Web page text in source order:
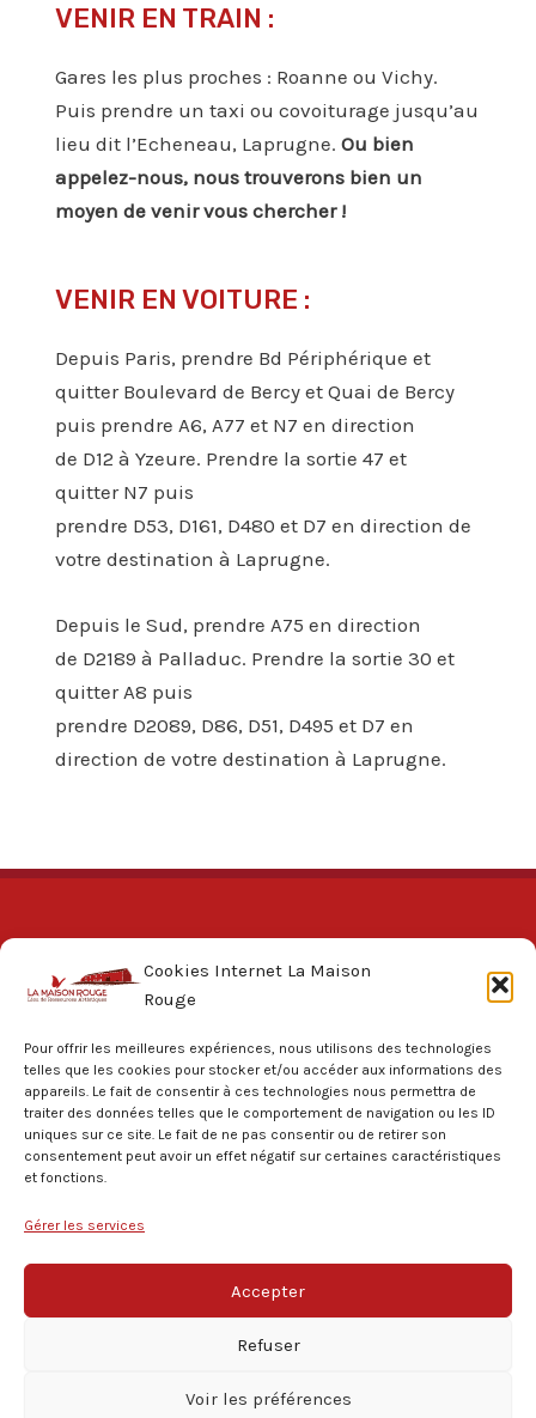
Cookies Internet La Maison
Rouge
Pour offrir les meilleures expériences, nous utilisons des technologies
telles que les cookies pour stocker et/ou accéder aux informations des
appareils. Le fait de consentir à ces technologies nous permettra de
traiter des données telles que le comportement de navigation ou les ID
uniques sur ce site. Le fait de ne pas consentir ou de retirer son
consentement peut avoir un effet négatif sur certaines caractéristiques
et fonctions.
Gérer les services
Accepter
Refuser
Voir les préférences
VENIR EN TRAIN :
Gares les plus proches : Roanne ou Vichy.
Puis prendre un taxi ou covoiturage jusqu’au
lieu dit l’Echeneau, Laprugne. Ou bien
appelez-nous, nous trouverons bien un
moyen de venir vous chercher !
VENIR EN VOITURE :
Depuis Paris, prendre Bd Périphérique et
quitter Boulevard de Bercy et Quai de Bercy
puis prendre A6, A77 et N7 en direction
de D12 à Yzeure. Prendre la sortie 47 et
quitter N7 puis
prendre D53, D161, D480 et D7 en direction de
votre destination à Laprugne.
Depuis le Sud, prendre A75 en direction
de D2189 à Palladuc. Prendre la sortie 30 et
quitter A8 puis
prendre D2089, D86, D51, D495 et D7 en
direction de votre destination à Laprugne.
La Maison Rouge
Activités
Contact
Compagnie La Maison Rouge